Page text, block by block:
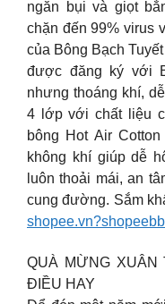
ngăn bụi và giọt
chặn đến 99% virus
của Bông Bạch
được đăng ký với
nhưng thoáng khí,
4 lớp với chất liệu
bông Hot Air
không khí giúp dễ
luôn thoải mái, an
cung đường. Sắm
QUÀ MỪNG XUÂN
ĐIỀU HAY